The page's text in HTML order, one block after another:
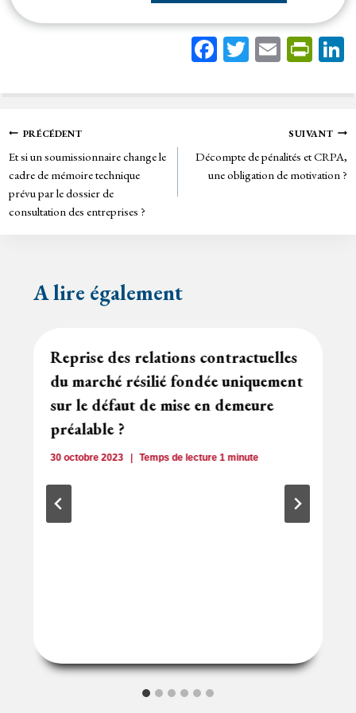
Fa
bo
T
tt
E
ail
Pr
tF
rie
n
dl
Navigation
de
l’article
PRÉCÉDENT
Et si un soumissionnaire change le
cadre de mémoire technique
prévu par le dossier de
consultation des entreprises ?
SUIVANT
Décompte de pénalités et CRPA,
une obligation de motivation ?
A lire également
Reprise des relations contractuelles
du marché résilié fondée uniquement
sur le défaut de mise en demeure
préalable ?
30 octobre 2023 Temps de lecture 1minute